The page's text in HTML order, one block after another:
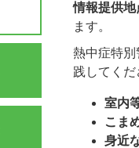
情報提供
ます。
熱中症特
践してくだ
室内
こま
身近